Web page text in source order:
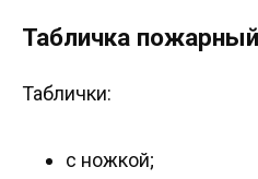
Табличка
Таблички:
с ножкой;